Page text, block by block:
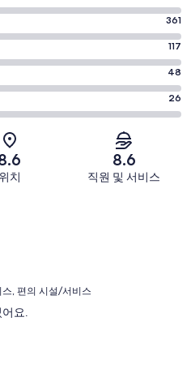
361
117
48
26
위치
8.6
직원 및 서비스
, 편의 시설/서비스
요.